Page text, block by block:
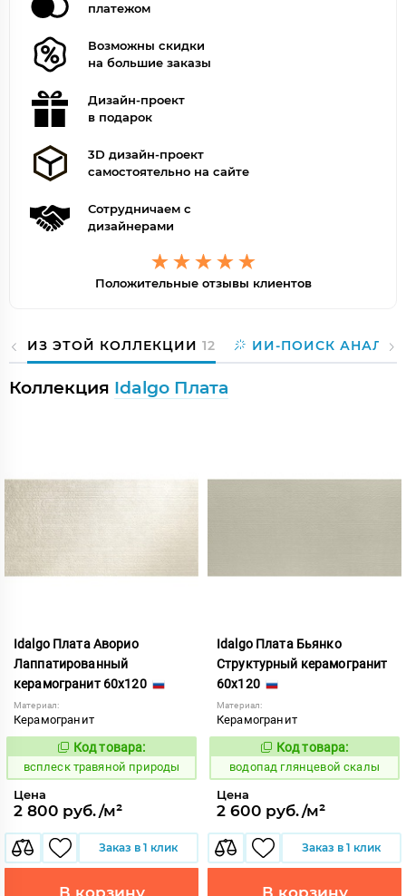
платежом
Возможны скидки
на большие заказы
Дизайн-проект
в подарок
3D дизайн-проект
самостоятельно на сайте
Сотрудничаем с
дизайнерами
Положительные отзывы клиентов
ИЗ ЭТОЙ КОЛЛЕКЦИИ 12 ИИ-ПОИСК
Коллекция Idalgo Плата
Idalgo Плата Аворио
Лаппатированный
керамогранит 60x120
Материал:
Керамогранит
247350
Код товара:
всплеск травяной природы
Цена
2 800 руб./м²
Заказ в 1 клик
В корзину
Idalgo Плата Бьянко
Структурный керамогранит
60x120
Материал:
Керамогранит
189841
Код товара:
водопад глянцевой скалы
Цена
2 600 руб./м²
Заказ в 1 клик
В корзину